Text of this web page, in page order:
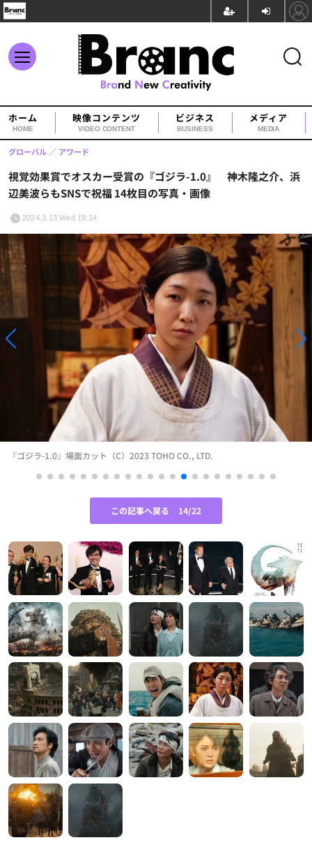
ホーム
HOME
映像コンテンツ
VIDEO CONTENT
ビジネス
BUSINESS
メディア
MEDIA
視覚効果賞でオスカー受賞の『ゴジラ-1.0』 神木隆之介、浜
辺美波らもSNSで祝福 14枚目の写真・画像
グローバル アワード
2024.3.13 Wed 19:14
『ゴジラ-1.0』場面カット（C）2023 TOHO CO., LTD.
この記事へ戻る 14/22